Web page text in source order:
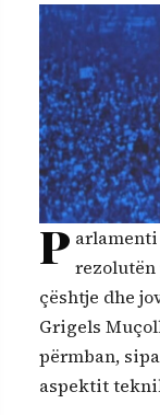
P rezolutën
çështje dhe
Grigels
përmban,
aspektit